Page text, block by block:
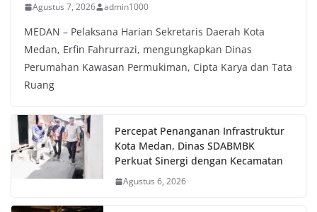
Agustus 7, 2026 admin1000
MEDAN – Pelaksana Harian Sekretaris Daerah Kota
Medan, Erfin Fahrurrazi, mengungkapkan Dinas
Perumahan Kawasan Permukiman, Cipta Karya dan Tata
Ruang
Percepat Penanganan Infrastruktur
Kota Medan, Dinas SDABMBK
Perkuat Sinergi dengan Kecamatan
Agustus 6, 2026